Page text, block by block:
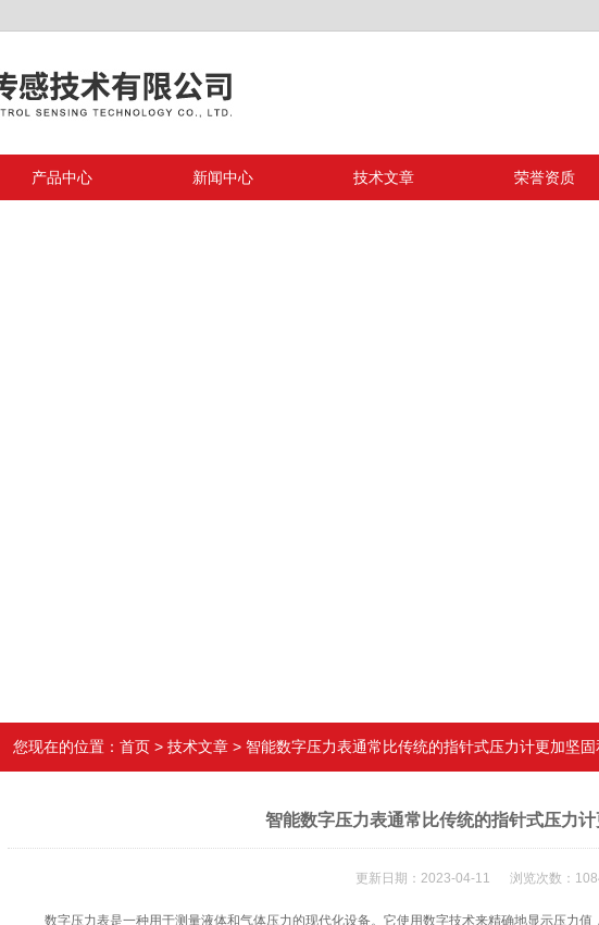
产品中心 新闻中心 技术文章 荣誉资质
您现在的位置： 首页 > 技术文章 > 智能数字压力表通常比传统的指针式压力计更加坚固
智能数字压力表通常比传统的指针式压力计
更新日期：2023-04-11 浏览次数：
数字压力表是一种用于测量液体和气体压力的现代化设备。它使用数字技术来精确地显示压力值